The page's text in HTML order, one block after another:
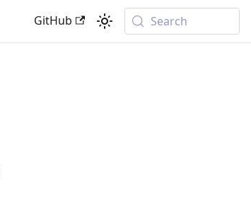
GitHub Search